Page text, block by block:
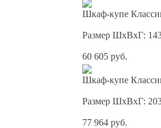
Шкаф-купе
Размер ШхВхГ:
60 605 руб.
Шкаф-купе
Размер ШхВхГ:
77 964 руб.